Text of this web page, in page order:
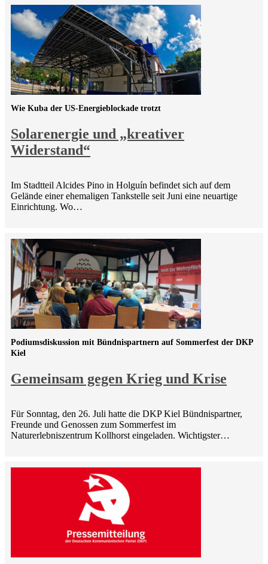
Solarenergie und „kreativer
Widerstand“
Wie Kuba der US-Energieblockade trotzt
Im Stadtteil Alcides Pino in Holguín befindet sich auf dem
Gelände einer ehemaligen Tankstelle seit Juni eine neuartige
Einrichtung. Wo…
Gemeinsam gegen Krieg und Krise
Podiumsdiskussion mit Bündnispartnern auf Sommerfest der DKP
Kiel
Für Sonntag, den 26. Juli hatte die DKP Kiel Bündnispartner,
Freunde und Genossen zum Sommerfest im
Naturerlebniszentrum Kollhorst eingeladen. Wichtigster…